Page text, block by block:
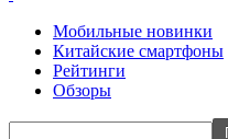
Мобильные новинки
Китайские смартфоны
Рейтинги
Обзоры